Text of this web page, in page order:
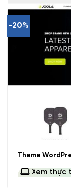
-20%
Theme
Xem thực